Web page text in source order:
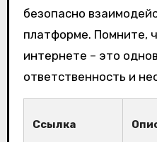
безопасно
платформе. Помните,
интернете – это
ответственность и
Ссылка